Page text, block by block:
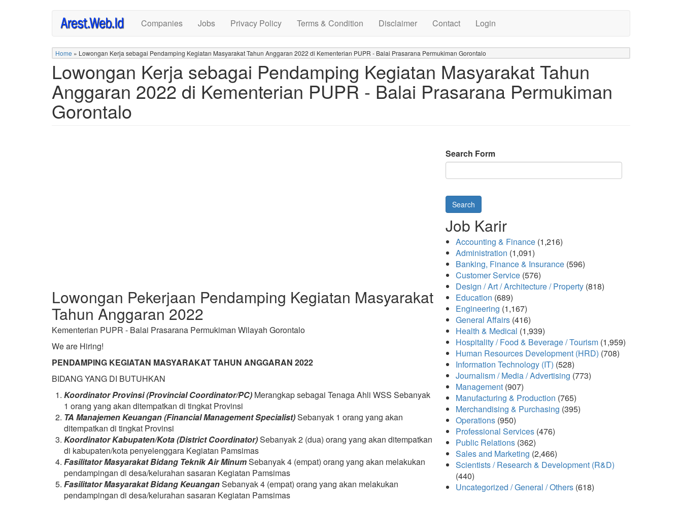
Companies Jobs Privacy Policy Terms & Condition Disclaimer Contact Login
Home » Lowongan Kerja sebagai Pendamping Kegiatan Masyarakat Tahun Anggaran 2022 di Kementerian PUPR - Balai Prasarana Permukiman Gorontalo
Lowongan Kerja sebagai Pendamping Kegiatan Masyarakat Tahun
Anggaran 2022 di Kementerian PUPR - Balai Prasarana Permukiman
Gorontalo
Lowongan Pekerjaan Pendamping Kegiatan Masyarakat
Tahun Anggaran 2022
Kementerian PUPR - Balai Prasarana Permukiman Wilayah Gorontalo
We are Hiring!
PENDAMPING KEGIATAN MASYARAKAT TAHUN ANGGARAN 2022
BIDANG YANG DI BUTUHKAN
Koordinator Provinsi (Provincial Coordinator/PC) Merangkap sebagai Tenaga Ahli WSS Sebanyak
1 orang yang akan ditempatkan di tingkat Provinsi
TA Manajemen Keuangan (Financial Management Specialist)Sebanyak 1 orang yang akan
ditempatkan di tingkat Provinsi
Koordinator Kabupaten/Kota (District Coordinator)Sebanyak 2 (dua) orang yang akan ditempatkan
di kabupaten/kota penyelenggara Kegiatan Pamsimas
Fasilitator Masyarakat Bidang Teknik Air MinumSebanyak 4 (empat) orang yang akan melakukan
pendampingan di desa/kelurahan sasaran Kegiatan Pamsimas
Fasilitator Masyarakat Bidang KeuanganSebanyak 4 (empat) orang yang akan melakukan
pendampingan di desa/kelurahan sasaran Kegiatan Pamsimas
Search Form
Search
Job Karir
Accounting & Finance (1,216)
Administration (1,091)
Banking, Finance & Insurance (596)
Customer Service (576)
Design / Art / Architecture / Property (818)
Education (689)
Engineering (1,167)
General Affairs (416)
Health & Medical (1,939)
Hospitality / Food & Beverage / Tourism (1,959)
Human Resources Development (HRD) (708)
Information Technology (IT) (528)
Journalism / Media / Advertising (773)
Management (907)
Manufacturing & Production (765)
Merchandising & Purchasing (395)
Operations (950)
Professional Services (476)
Public Relations (362)
Sales and Marketing (2,466)
Scientists / Research & Development (R&D)
(440)
Uncategorized / General / Others (618)